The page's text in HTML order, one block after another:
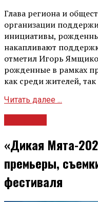
Глава региона и
организации
инициативы,
накапливают
отметил Игорь
рожденные в рамках
как среди жителей,
Читать далее ...
«Дикая Мята-
премьеры,
фестиваля